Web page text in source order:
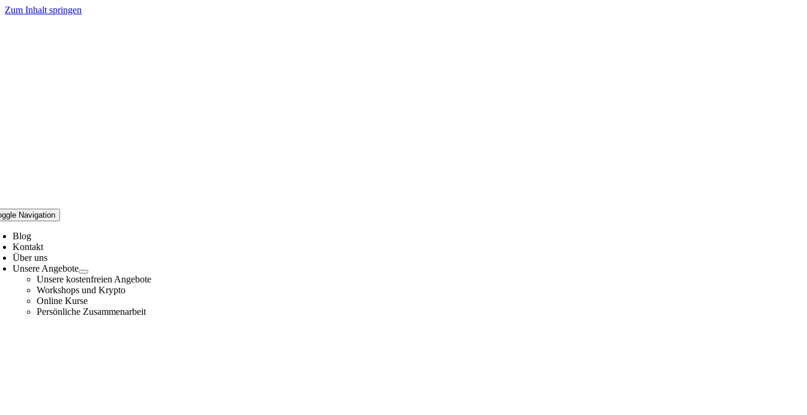
Zum Inhalt springen
Navigation
Blog
Kontakt
Über uns
Unsere Angebote
Unsere kostenfreien Angebote
Workshops und Krypto
Online Kurse
Persönliche Zusammenarbeit